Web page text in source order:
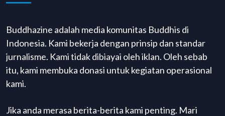
Buddhazine adalah media komunitas Buddhis di
Indonesia. Kami bekerja dengan prinsip dan standar
jurnalisme. Kami tidak dibiayai oleh iklan. Oleh sebab
itu, kami membuka donasi untuk kegiatan operasional
kami.
Jika anda merasa berita-berita kami penting. Mari